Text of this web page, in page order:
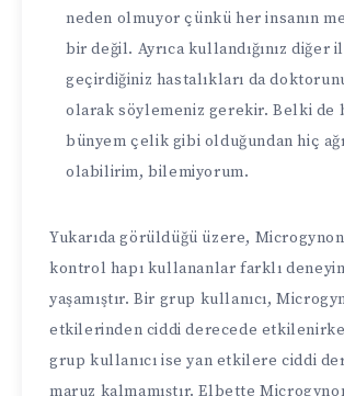
neden olmuyor çünkü her insanın
bir değil. Ayrıca kullandığınız diğer
geçirdiğiniz hastalıkları da
olarak söylemeniz gerekir. Belki de
bünyem çelik gibi olduğundan hiç
olabilirim, bilemiyorum.
Yukarıda görüldüğü üzere,
kontrol hapı kullananlar farklı
yaşamıştır. Bir grup kullanıcı,
etkilerinden ciddi derecede
grup kullanıcı ise yan etkilere ciddi
maruz kalmamıştır. Elbette